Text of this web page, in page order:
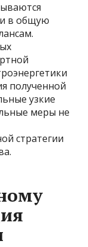
в общую
полученной
узкие
меры не
стратегии